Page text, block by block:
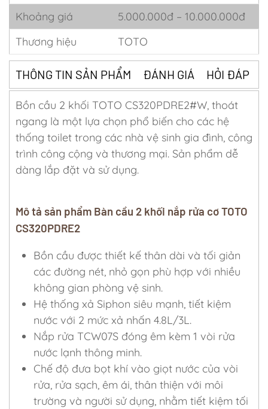
Khoảng giá
5.000.000đ – 10.000.000đ
Thương hiệu
TOTO
THÔNG TIN SẢN PHẨM ĐÁNH GIÁ HỎI ĐÁP
Bồn cầu 2 khối TOTO CS320PDRE2#W, thoát
ngang là một lựa chọn phổ biến cho các hệ
thống toilet trong các nhà vệ sinh gia đình, công
trình công cộng và thương mại. Sản phẩm dễ
dàng lắp đặt và sử dụng.
Mô tả sản phẩm Bàn cầu 2 khối nắp rửa cơ TOTO
CS320PDRE2
Bồn cầu được thiết kế thân dài và tối giản
các đường nét, nhỏ gọn phù hợp với nhiều
không gian phòng vệ sinh.
Hệ thống xả Siphon siêu mạnh, tiết kiệm
nước với 2 mức xả nhấn 4.8L/3L.
Nắp rửa TCW07S đóng êm kèm 1 vòi rửa
nước lạnh thông minh.
Chế độ đưa bọt khí vào giọt nước của vòi
rửa, rửa sạch, êm ái, thân thiện với môi
trường và người sử dụng, nhằm tiết kiệm tối